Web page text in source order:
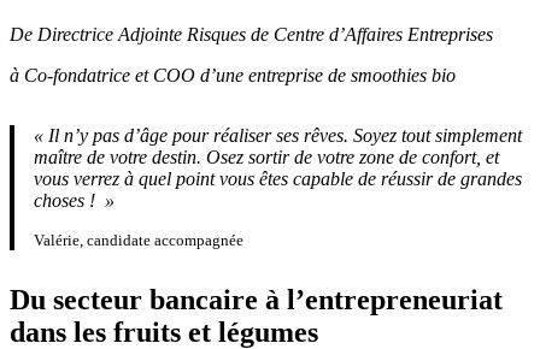
De Directrice Adjointe Risques de Centre d’Affaires Entreprises
à Co-fondatrice et COO d’une entreprise de smoothies bio
« Il n’y pas d’âge pour réaliser ses rêves. Soyez tout simplement
maître de votre destin. Osez sortir de votre zone de confort, et
vous verrez à quel point vous êtes capable de réussir de grandes
choses ! »
Valérie, candidate accompagnée
Du secteur bancaire à l’entrepreneuriat
dans les fruits et légumes